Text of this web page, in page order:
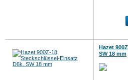
Hazet
SW 18 mm